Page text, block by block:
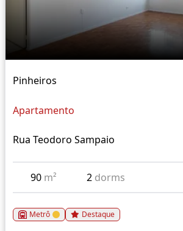
Pinheiros
Apartamento
Rua Teodoro Sampaio
90 m² 2 dorms
Metrô Destaque